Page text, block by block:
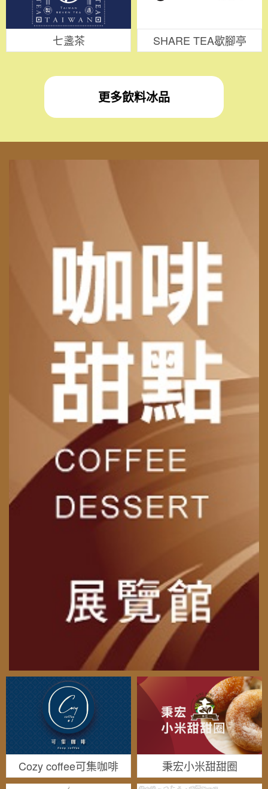
七盞茶 SHARE TEA歇腳亭
更多飲料冰品
Cozy coffee可集咖啡 秉宏小米甜甜圈